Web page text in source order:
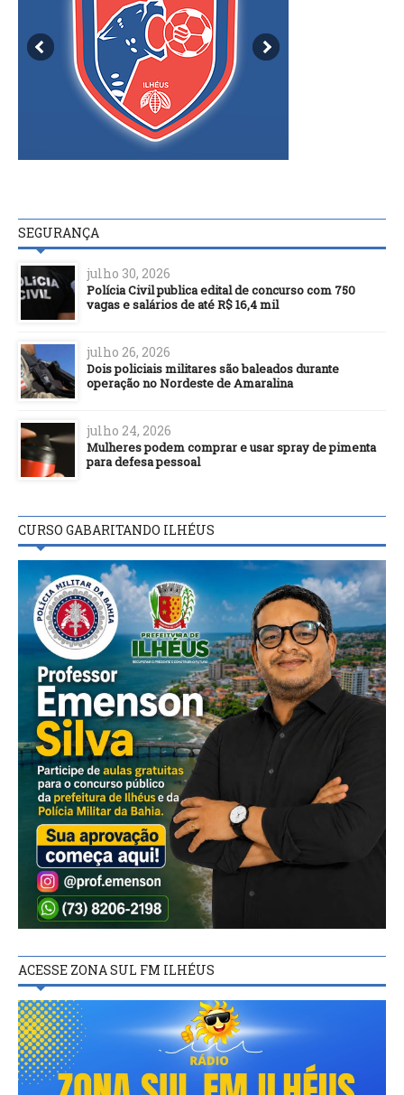
SEGURANÇA
julho 30, 2026
Polícia Civil publica edital de concurso com 750
vagas e salários de até R$ 16,4 mil
julho 26, 2026
Dois policiais militares são baleados durante
operação no Nordeste de Amaralina
julho 24, 2026
Mulheres podem comprar e usar spray de pimenta
para defesa pessoal
CURSO GABARITANDO ILHÉUS
ACESSE ZONA SUL FM ILHÉUS